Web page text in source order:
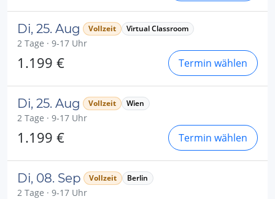
Di, 25. Aug Vollzeit Virtual Classroom
2 Tage · 9-17 Uhr
1.199 € Termin wählen
Di, 25. Aug Vollzeit Wien
2 Tage · 9-17 Uhr
1.199 € Termin wählen
Di, 08. Sep Vollzeit Berlin
2 Tage · 9-17 Uhr